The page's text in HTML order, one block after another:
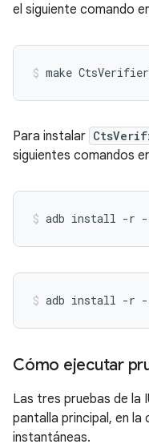
el siguiente comando
make
Para instalar
siguientes comandos
adb install -r --
adb install -r --
Cómo ejecutar
Las tres pruebas de la
pantalla principal, en
instantáneas.